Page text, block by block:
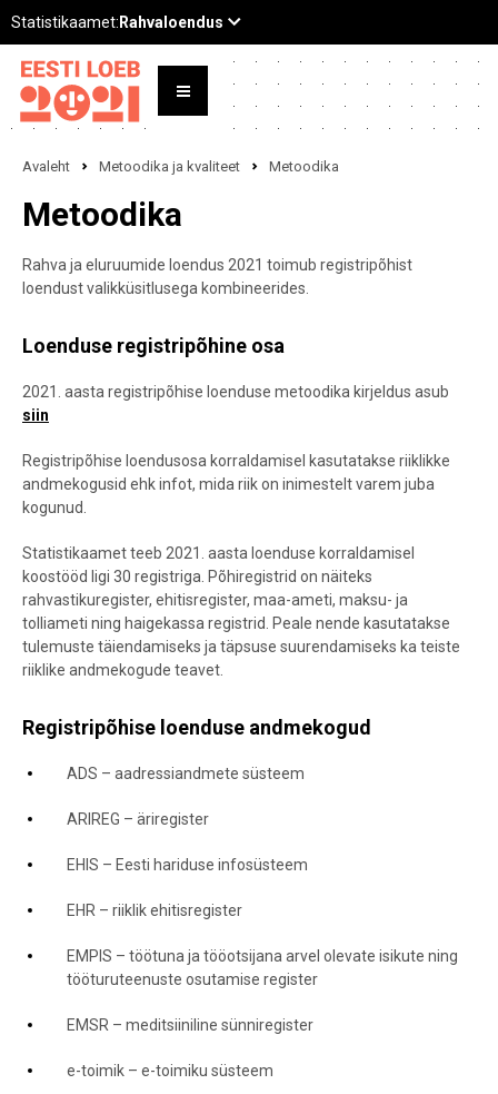
Avaleht Metoodika ja kvaliteet Metoodika
Metoodika
Rahva ja eluruumide loendus 2021 toimub registripõhist
loendust valikküsitlusega kombineerides.
Loenduse registripõhine osa
2021. aasta registripõhise loenduse metoodika kirjeldus asub
siin
Registripõhise loendusosa korraldamisel kasutatakse riiklikke
andmekogusid ehk infot, mida riik on inimestelt varem juba
kogunud.
Statistikaamet teeb 2021. aasta loenduse korraldamisel
koostööd ligi 30 registriga. Põhiregistrid on näiteks
rahvastikuregister, ehitisregister, maa-ameti, maksu- ja
tolliameti ning haigekassa registrid. Peale nende kasutatakse
tulemuste täiendamiseks ja täpsuse suurendamiseks ka teiste
riiklike andmekogude teavet.
Registripõhise loenduse andmekogud
ADS – aadressiandmete süsteem
ARIREG – äriregister
EHIS – Eesti hariduse infosüsteem
EHR – riiklik ehitisregister
EMPIS – töötuna ja tööotsijana arvel olevate isikute ning
tööturuteenuste osutamise register
EMSR – meditsiiniline sünniregister
e-toimik – e-toimiku süsteem